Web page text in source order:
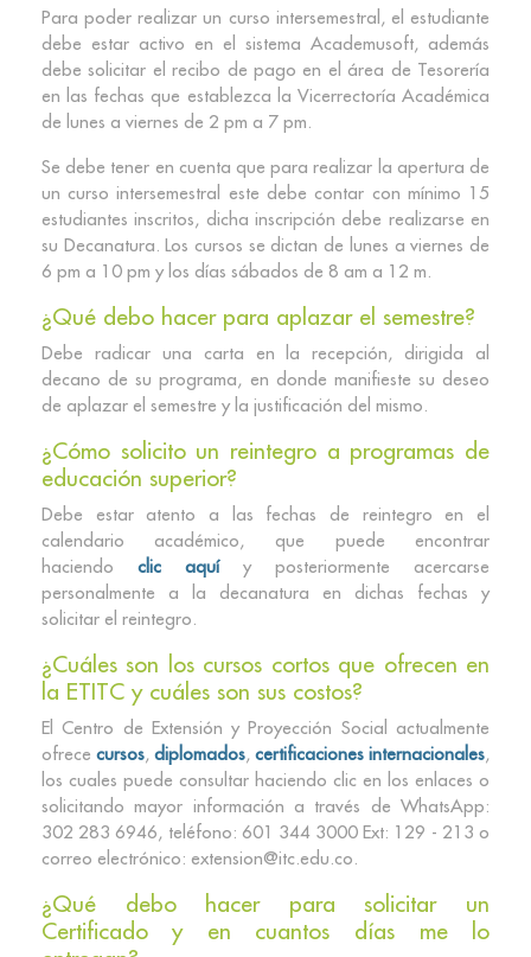
Para poder realizar un curso intersemestral, el estudiante
debe estar activo en el sistema Academusoft, además
debe solicitar el recibo de pago en el área de Tesorería
en las fechas que establezca la Vicerrectoría Académica
de lunes a viernes de 2 pm a 7 pm.
Se debe tener en cuenta que para realizar la apertura de
un curso intersemestral este debe contar con mínimo 15
estudiantes inscritos, dicha inscripción debe realizarse en
su Decanatura. Los cursos se dictan de lunes a viernes de
6 pm a 10 pm y los días sábados de 8 am a 12 m.
¿Qué debo hacer para aplazar el semestre?
Debe radicar una carta en la recepción, dirigida al
decano de su programa, en donde manifieste su deseo
de aplazar el semestre y la justificación del mismo.
¿Cómo solicito un reintegro a programas de
educación superior?
Debe estar atento a las fechas de reintegro en el
calendario académico, que puede encontrar
haciendo clic aquíy posteriormente acercarse
personalmente a la decanatura en dichas fechas y
solicitar el reintegro.
¿Cuáles son los cursos cortos que ofrecen en
la ETITC y cuáles son sus costos?
El Centro de Extensión y Proyección Social actualmente
ofrece cursos, diplomados,certificaciones internacionales,
los cuales puede consultar haciendo clic en los enlaces o
solicitando mayor información a través de WhatsApp:
302 283 6946, teléfono: 601 344 3000 Ext: 129 - 213 o
correo electrónico: extension@itc.edu.co.
¿Qué debo hacer para solicitar un
Certificado y en cuantos días me lo